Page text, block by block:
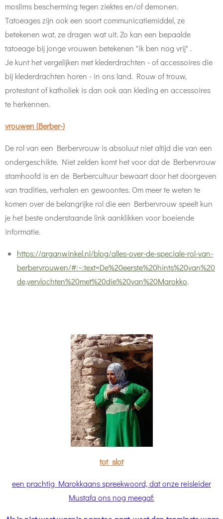
moslims bescherming tegen ziektes en/of demonen.
Tatoeages zijn ook een soort communicatiemiddel, ze
betekenen wat, ze dragen wat uit. Zo kan een bepaalde
tatoeage bij jonge vrouwen betekenen "ik ben nog vrij" .
Je kunt het vergelijken met klederdrachten - of accessoires die
bij klederdrachten horen - in ons land. Rouw of trouw,
protestant of katholiek is dan ook aan kleding en accessoires
te herkennen.
vrouwen (Berber-)
De rol van een Berbervrouw is absoluut niet altijd die van een
ondergeschikte. Niet zelden komt het voor dat de Berbervrouw
stamhoofd is en de Berbercultuur bewaart door het doorgeven
van tradities, verhalen en gewoontes. Om meer te weten te
komen over de belangrijke rol die een Berbervrouw speelt kun
je het beste onderstaande link aanklikken voor boeiende
informatie.
https://arganwinkel.nl/blog/alles-over-de-speciale-rol-van-
berbervrouwen/#:~:text=De%20eerste%20hints%20van%20
de,vervlochten%20met%20die%20van%20Marokko.
tot slot
een prachtig Marokkaans spreekwoord, dat onze reisleider
Mustafa ons nog meegaf: